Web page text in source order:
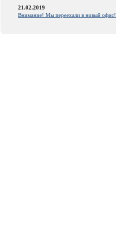
21.02.2019
Внимание! Мы переехали в новый офис!